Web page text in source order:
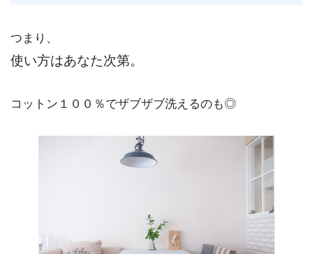
つまり、
使い方はあなた次第。
コットン１００％でザブザブ洗えるのも◎